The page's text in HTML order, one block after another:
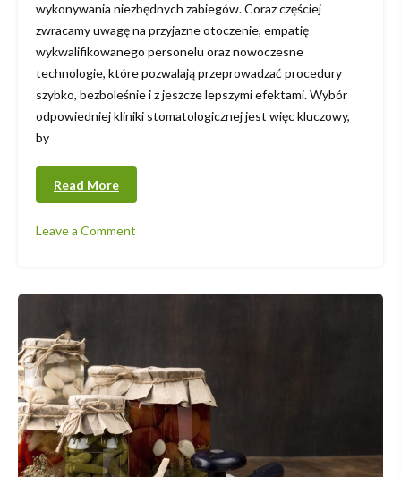
wykonywania niezbędnych zabiegów. Coraz częściej
zwracamy uwagę na przyjazne otoczenie, empatię
wykwalifikowanego personelu oraz nowoczesne
technologie, które pozwalają przeprowadzać procedury
szybko, bezboleśnie i z jeszcze lepszymi efektami. Wybór
odpowiedniej kliniki stomatologicznej jest więc kluczowy,
by
Read More
Leave a Comment
kompleksowe
leczenie
w
jednym
miejscu